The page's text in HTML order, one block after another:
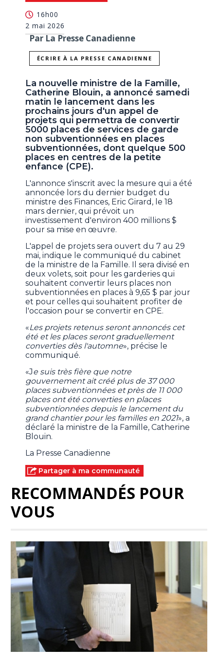
16h00
2 mai 2026
Par La Presse Canadienne
ÉCRIRE À LA PRESSE CANADIENNE
La nouvelle ministre de la Famille,
Catherine Blouin, a annoncé samedi
matin le lancement dans les
prochains jours d'un appel de
projets qui permettra de convertir
5000 places de services de garde
non subventionnées en places
subventionnées, dont quelque 500
places en centres de la petite
enfance (CPE).
L'annonce s'inscrit avec la mesure qui a été
annoncée lors du dernier budget du
ministre des Finances, Eric Girard, le 18
mars dernier, qui prévoit un
investissement d'environ 400 millions $
pour sa mise en œuvre.
L'appel de projets sera ouvert du 7 au 29
mai, indique le communiqué du cabinet
de la ministre de la Famille. Il sera divisé en
deux volets, soit pour les garderies qui
souhaitent convertir leurs places non
subventionnées en places à 9,65 $ par jour
et pour celles qui souhaitent profiter de
l'occasion pour se convertir en CPE.
«Les projets retenus seront annoncés cet
été et les places seront graduellement
converties dès l'automne», précise le
communiqué.
«Je suis très fière que notre
gouvernement ait créé plus de 37 000
places subventionnées et près de 11 000
places ont été converties en places
subventionnées depuis le lancement du
grand chantier pour les familles en 2021», a
déclaré la ministre de la Famille, Catherine
Blouin.
La Presse Canadienne
Partager à ma communauté
RECOMMANDÉS POUR
VOUS